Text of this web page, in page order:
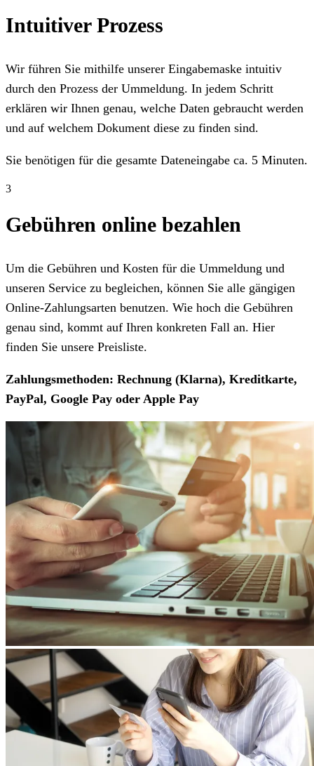
Intuitiver Prozess
Wir führen Sie mithilfe unserer Eingabemaske intuitiv
durch den Prozess der Ummeldung. In jedem Schritt
erklären wir Ihnen genau, welche Daten gebraucht werden
und auf welchem Dokument diese zu finden sind.
Sie benötigen für die gesamte Dateneingabe ca. 5 Minuten.
3
Gebühren online bezahlen
Um die Gebühren und Kosten für die Ummeldung und
unseren Service zu begleichen, können Sie alle gängigen
Online-Zahlungsarten benutzen. Wie hoch die Gebühren
genau sind, kommt auf Ihren konkreten Fall an. Hier
finden Sie unsere Preisliste.
Zahlungsmethoden: Rechnung (Klarna), Kreditkarte,
PayPal, Google Pay oder Apple Pay